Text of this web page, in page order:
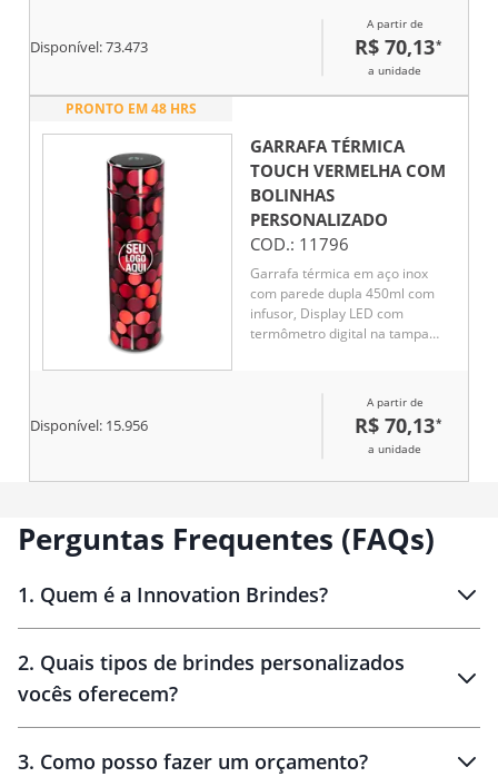
Disponível:73.473
A partir de
R$ 70,13*
a unidade
PRONTO EM 48 HRS
GARRAFA TÉRMICA
TOUCH VERMELHA COM
BOLINHAS
PERSONALIZADO
COD.: 11796
Garrafa térmica em aço inox
com parede dupla 450ml com
infusor, Display LED com
termômetro digital na tampa
Disponível: 15.956
A partir de
R$ 70,13*
a unidade
Perguntas Frequentes (FAQs)
1. Quem é a Innovation Brindes?
Brindes personalizados
2. Quais tipos de brindes personalizados
vocês oferecem?
3. Como posso fazer um orçamento?